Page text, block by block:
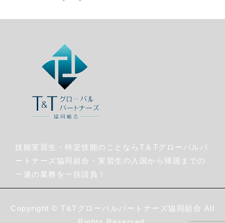
技能実習生・特定技能のことならT＆Tグローバルパ
ートナーズ協同組合・実習生の入国から帰国までの
一連の業務を一括請負！
Copyright © T&Tグローバルパートナーズ協同組合 All